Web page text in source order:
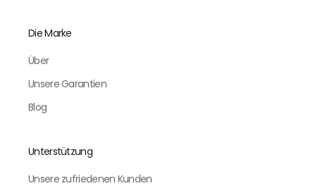
Die Marke
Über
Unsere Garantien
Blog
Unterstützung
Unsere zufriedenen Kunden